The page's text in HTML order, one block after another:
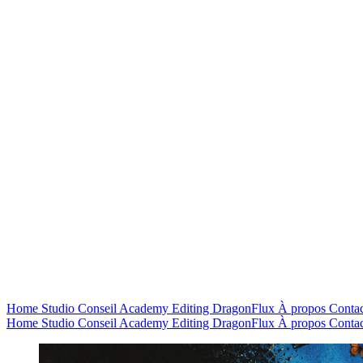
Home Studio Conseil Academy Editing DragonFlux À propos
Home Studio Conseil Academy Editing DragonFlux À propos